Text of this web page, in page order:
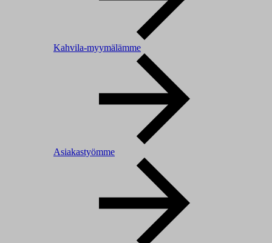
Kahvila-myymälämme
Asiakastyömme